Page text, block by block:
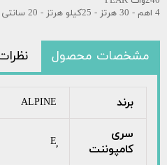
4 اهم - 30 هرتز - 25کیلو هرتز - 20 سانتی متر
مشخصات محصول
برند ALPINE
سری
کامپوننت